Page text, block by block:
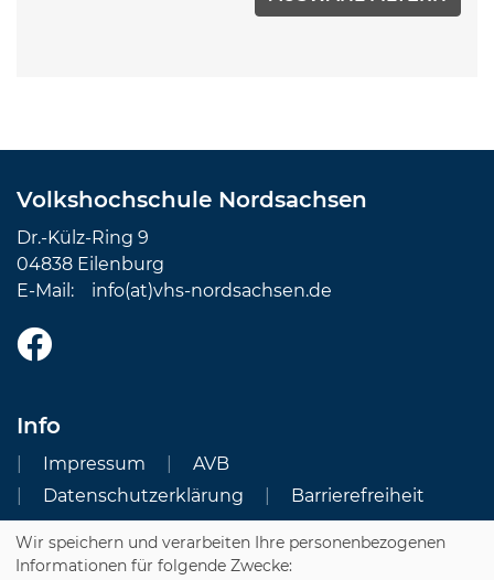
Volkshochschule Nordsachsen
Dr.-Külz-Ring 9
04838 Eilenburg
E-Mail: info(at)vhs-nordsachsen.de
Info
Impressum
AVB
Datenschutzerklärung
Barrierefreiheit
Cookie Einstellungen
Wir speichern und verarbeiten Ihre personenbezogenen
Informationen für folgende Zwecke: